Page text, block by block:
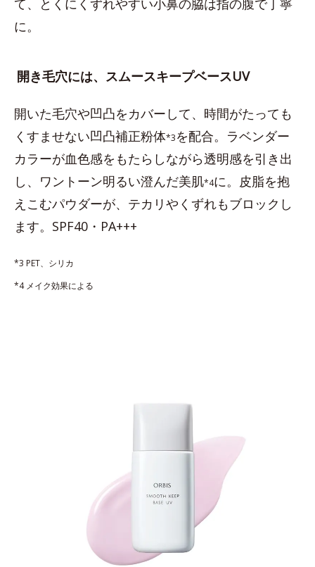
て、とくにくずれやすい小鼻の脇は指の腹で丁寧
に。
開き毛穴には、スムースキープベースUV
開いた毛穴や凹凸をカバーして、時間がたっても
くすませない凹凸補正粉体*3を配合。ラベンダー
カラーが血色感をもたらしながら透明感を引き出
し、ワントーン明るい澄んだ美肌*4に。皮脂を抱
えこむパウダーが、テカリやくずれもブロックし
ます。SPF40・PA+++
*3 PET、シリカ
*4 メイク効果による